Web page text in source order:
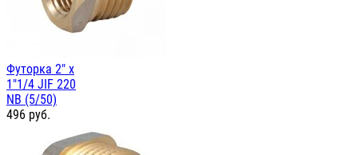
Футорка 2" х
1"1/4 JIF 220
NB (5/50)
496 руб.